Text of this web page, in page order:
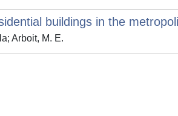
buildings in the
Arboit, M. E.